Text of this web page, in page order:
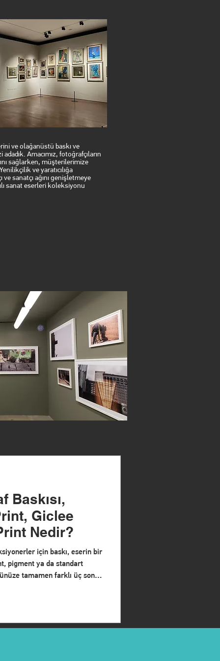
ve olağanüstü baskı ve
Amacımız, fotoğrafçıların
sağlarken, müşterilerimize
ve yaratıcılığa
sanatçı ağını genişletmeye
sanat eserleri koleksiyonu
Baskısı,
Giclee
Print Nedir?
için baskı, eserin bir
pigment ya da standart
tamamen farklı üç sonuç